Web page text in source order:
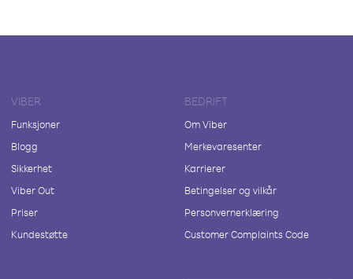
VIBER
Funksjoner
Blogg
Sikkerhet
Viber Out
Priser
Kundestøtte
BEDRIFT
Om Viber
Merkevaresenter
Karrierer
Betingelser og vilkår
Personvernerklæring
Customer Complaints Code